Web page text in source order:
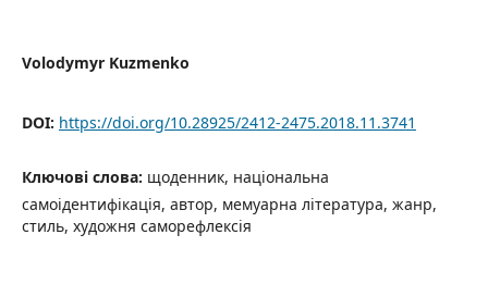
Volodymyr Kuzmenko
DOI: https://doi.org/10.28925/2412-2475.2018.11.3741
Ключові слова: щоденник, національна
самоідентифікація, автор, мемуарна література, жанр,
стиль, художня саморефлексія